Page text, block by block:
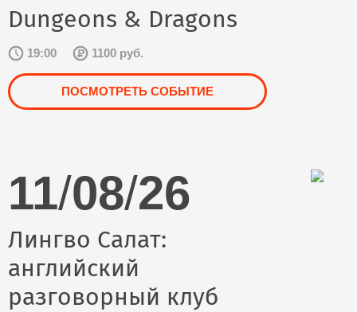
Dungeons & Dragons
19:00 1100 руб.
ПОСМОТРЕТЬ СОБЫТИЕ
11/08/26
Лингво Салат:
английский
разговорный клуб